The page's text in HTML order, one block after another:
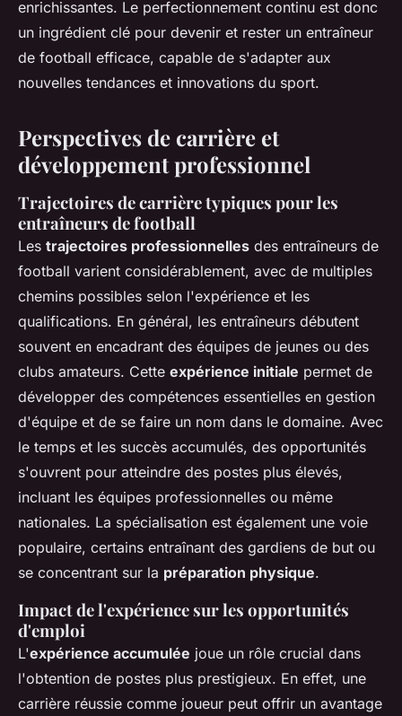
enrichissantes. Le perfectionnement continu est donc
un ingrédient clé pour devenir et rester un entraîneur
de football efficace, capable de s'adapter aux
nouvelles tendances et innovations du sport.
Perspectives de carrière et
développement professionnel
Trajectoires de carrière typiques pour les
entraîneurs de football
Les trajectoires professionnelles des entraîneurs de
football varient considérablement, avec de multiples
chemins possibles selon l'expérience et les
qualifications. En général, les entraîneurs débutent
souvent en encadrant des équipes de jeunes ou des
clubs amateurs. Cette expérience initiale permet de
développer des compétences essentielles en gestion
d'équipe et de se faire un nom dans le domaine. Avec
le temps et les succès accumulés, des opportunités
s'ouvrent pour atteindre des postes plus élevés,
incluant les équipes professionnelles ou même
nationales. La spécialisation est également une voie
populaire, certains entraînant des gardiens de but ou
se concentrant sur la préparation physique.
Impact de l'expérience sur les opportunités
d'emploi
L'expérience accumulée joue un rôle crucial dans
l'obtention de postes plus prestigieux. En effet, une
carrière réussie comme joueur peut offrir un avantage